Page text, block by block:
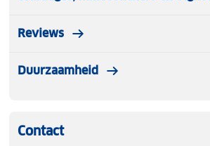
Reviews
Duurzaamheid
Contact